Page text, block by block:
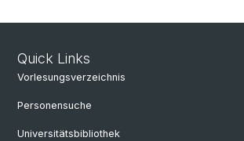
Quick Links
Vorlesungsverzeichnis
Personensuche
Universitätsbibliothek